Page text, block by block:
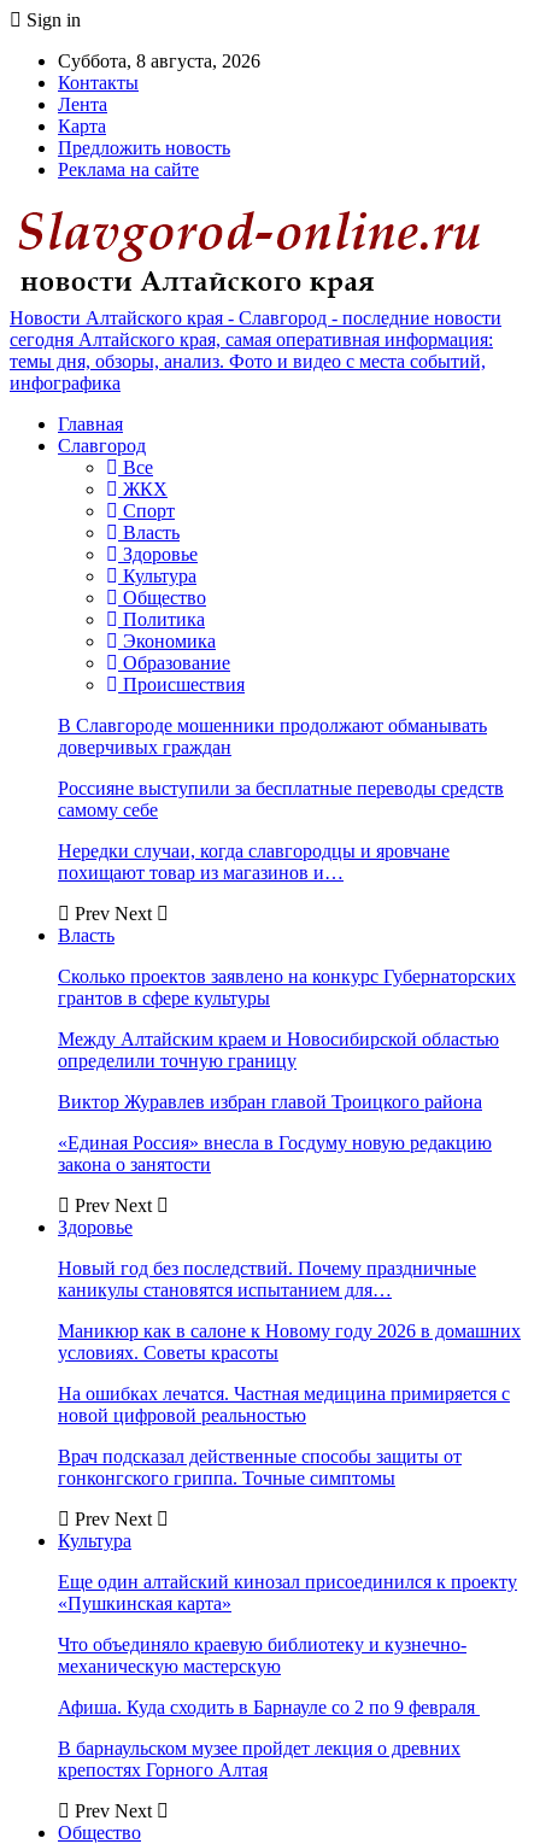
Sign in
Суббота, 8 августа, 2026
Контакты
Лента
Карта
Предложить новость
Реклама на сайте
Новости Алтайского края - Славгород - последние новости
сегодня Алтайского края, самая оперативная информация:
темы дня, обзоры, анализ. Фото и видео с места событий,
инфографика
Главная
Славгород
Все
ЖКХ
Спорт
Власть
Здоровье
Культура
Общество
Политика
Экономика
Образование
Происшествия
В Славгороде мошенники продолжают обманывать
доверчивых граждан
Россияне выступили за бесплатные переводы средств
самому себе
Нередки случаи, когда славгородцы и яровчане
похищают товар из магазинов и…
Prev Next
Власть
Сколько проектов заявлено на конкурс Губернаторских
грантов в сфере культуры
Между Алтайским краем и Новосибирской областью
определили точную границу
Виктор Журавлев избран главой Троицкого района
«Единая Россия» внесла в Госдуму новую редакцию
закона о занятости
Prev Next
Здоровье
Новый год без последствий. Почему праздничные
каникулы становятся испытанием для…
Маникюр как в салоне к Новому году 2026 в домашних
условиях. Советы красоты
На ошибках лечатся. Частная медицина примиряется с
новой цифровой реальностью
Врач подсказал действенные способы защиты от
гонконгского гриппа. Точные симптомы
Prev Next
Культура
Еще один алтайский кинозал присоединился к проекту
«Пушкинская карта»
Что объединяло краевую библиотеку и кузнечно-
механическую мастерскую
Афиша. Куда сходить в Барнауле со 2 по 9 февраля
В барнаульском музее пройдет лекция о древних
крепостях Горного Алтая
Prev Next
Общество